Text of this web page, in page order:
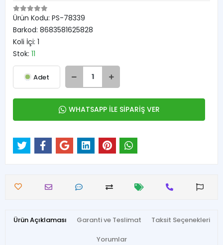
Ürün Kodu: PS-78339
Barkod: 8683581625828
Koli İçi: 1
Stok: 11
Adet
WHATSAPP İLE SİPARİŞ VER
Ürün Açıklaması Garanti ve Teslimat Taksit Seçenekleri
Yorumlar